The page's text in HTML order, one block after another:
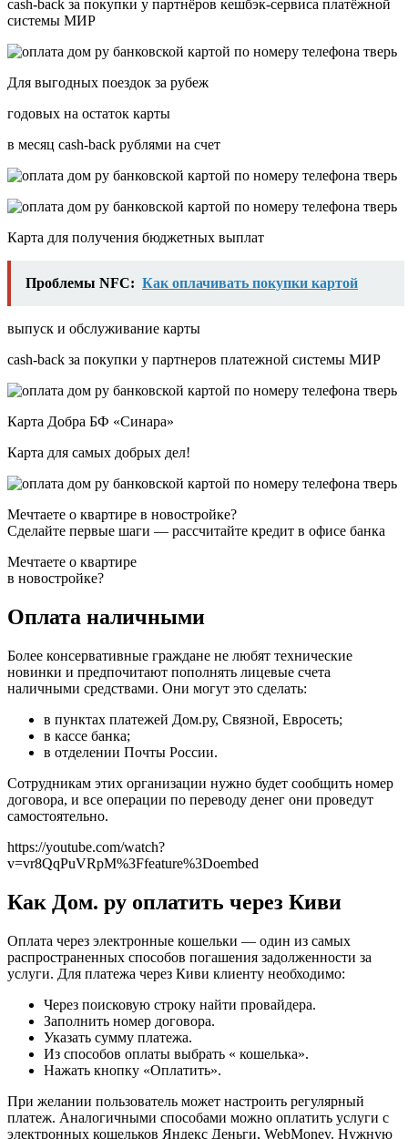
cash-back за покупки у партнёров кешбэк-сервиса платёжной
системы МИР
Для выгодных поездок за рубеж
годовых на остаток карты
в месяц сash-back рублями на счет
Карта для получения бюджетных выплат
Проблемы NFC: Как оплачивать покупки картой
выпуск и обслуживание карты
cash-back за покупки у партнеров платежной системы МИР
Карта Добра БФ «Синара»
Карта для самых добрых дел!
Мечтаете о квартире в новостройке?
Сделайте первые шаги — рассчитайте кредит в офисе банка
Мечтаете о квартире
в новостройке?
Оплата наличными
Более консервативные граждане не любят технические
новинки и предпочитают пополнять лицевые счета
наличными средствами. Они могут это сделать:
в пунктах платежей Дом.ру, Связной, Евросеть;
в кассе банка;
в отделении Почты России.
Сотрудникам этих организации нужно будет сообщить номер
договора, и все операции по переводу денег они проведут
самостоятельно.
https://youtube.com/watch?
v=vr8QqPuVRpM%3Ffeature%3Doembed
Как Дом. ру оплатить через Киви
Оплата через электронные кошельки — один из самых
распространенных способов погашения задолженности за
услуги. Для платежа через Киви клиенту необходимо:
Через поисковую строку найти провайдера.
Заполнить номер договора.
Указать сумму платежа.
Из способов оплаты выбрать « кошелька».
Нажать кнопку «Оплатить».
При желании пользователь может настроить регулярный
платеж. Аналогичными способами можно оплатить услуги с
электронных кошельков Яндекс Деньги, WebMoney. Нужную